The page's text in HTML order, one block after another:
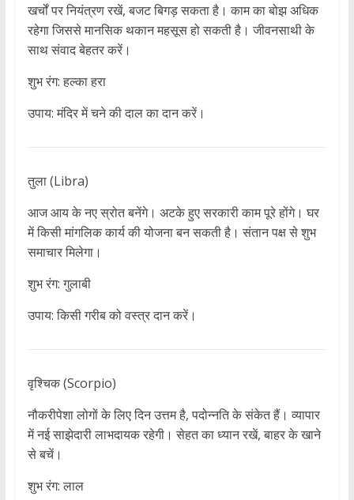
खर्चों पर नियंत्रण रखें, बजट बिगड़ सकता है। काम का बोझ अधिक
रहेगा जिससे मानसिक थकान महसूस हो सकती है। जीवनसाथी के
साथ संवाद बेहतर करें।
शुभ रंग: हल्का हरा
उपाय: मंदिर में चने की दाल का दान करें।
तुला (Libra)
आज आय के नए स्रोत बनेंगे। अटके हुए सरकारी काम पूरे होंगे। घर
में किसी मांगलिक कार्य की योजना बन सकती है। संतान पक्ष से शुभ
समाचार मिलेगा।
शुभ रंग: गुलाबी
उपाय: किसी गरीब को वस्त्र दान करें।
वृश्चिक (Scorpio)
नौकरीपेशा लोगों के लिए दिन उत्तम है, पदोन्नति के संकेत हैं। व्यापार
में नई साझेदारी लाभदायक रहेगी। सेहत का ध्यान रखें, बाहर के खाने
से बचें।
शुभ रंग: लाल